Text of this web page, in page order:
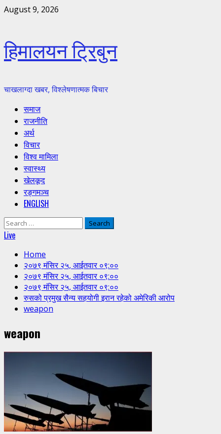
Skip
August 9, 2026
हिमालयन ट्रिबुन
चाखलाग्दा खबर, विश्लेषणात्मक बिचार
Primary
Menu
समाज
राजनीति
अर्थ
विचार
विश्व मामिला
स्वास्थ्य
खेलकूद
रङ्गमञ्च
ENGLISH
Search
for:
Live
Home
२०७९ मंसिर २५, आईतवार ०९:००
२०७९ मंसिर २५, आईतवार ०९:००
२०७९ मंसिर २५, आईतवार ०९:००
रुसको प्रमुख सैन्य सहयोगी इरान रहेको अमेरिकी आरोप
weapon
weapon